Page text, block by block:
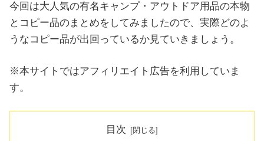
今回は大人気の有名キャンプ・アウトドア用品の本物
とコピー品のまとめをしてみましたので、実際どのよ
うなコピー品が出回っているか見ていきましょう。
※本サイトではアフィリエイト広告を利用していま
す。
目次